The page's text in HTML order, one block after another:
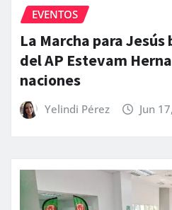
EVENTOS
La Marcha para
del AP Estevam
naciones
Yelindi Pérez Jun